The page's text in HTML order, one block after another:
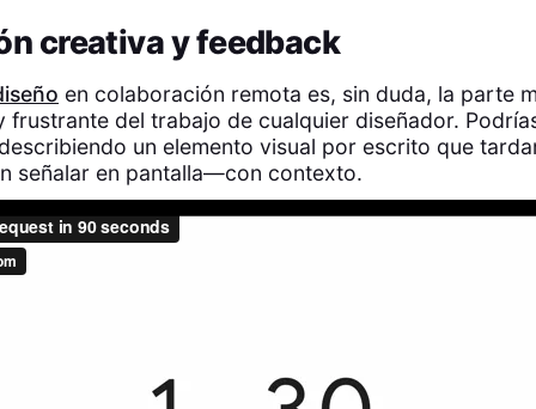
creativa y feedback
en colaboración remota es, sin duda, la parte
frustrante del trabajo de cualquier diseñador.
un elemento visual por escrito que
señalar en pantalla—con contexto.